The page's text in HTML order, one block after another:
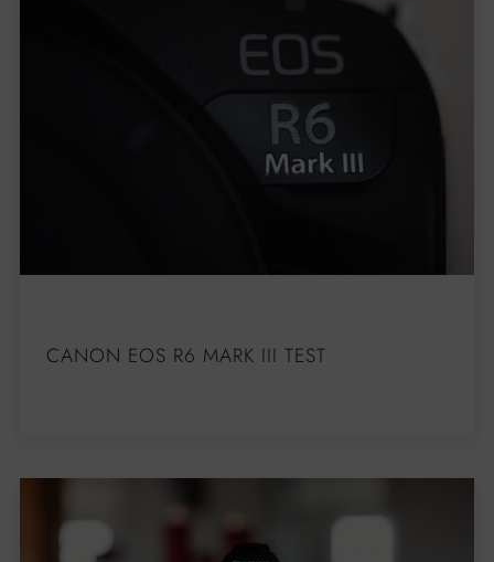
CANON EOS R6 MARK III TEST